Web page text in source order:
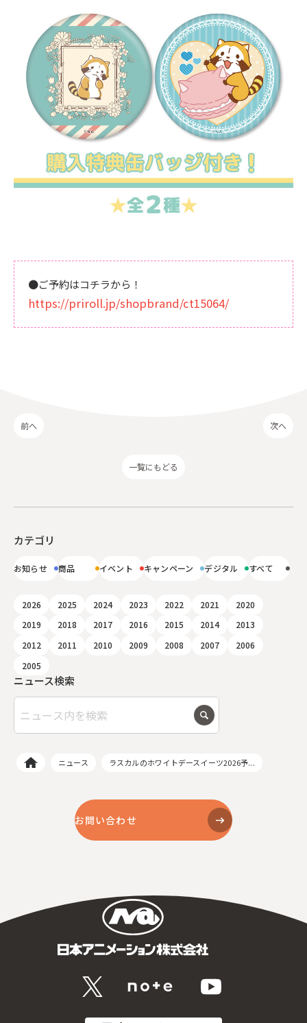
●ご予約はコチラから！
https://priroll.jp/shopbrand/ct15064/
前へ
一覧にもどる
次へ
ニュース検索
カテゴリ
お知らせ 商品 イベント キャンペーン デジタル すべて
2026 2025 2024 2023 2022 2021
2020
2019
2018 2017 2016 2015 2014
2013
2012
2011 2010 2009 2008 2007
2006
2005
ニュース ラスカルのホワイトデースイーツ2026予...
お問い合わせ